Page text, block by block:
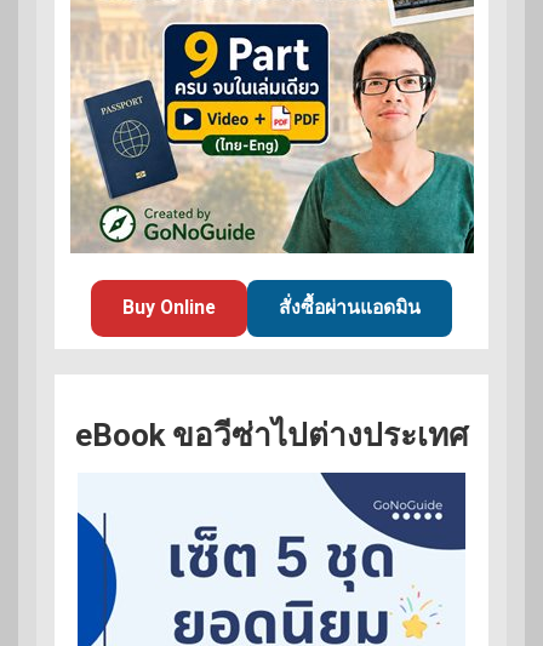
Buy Online สั่งซื้อผ่านแอดมิน
eBook ขอวีซ่าไปต่างประเทศ